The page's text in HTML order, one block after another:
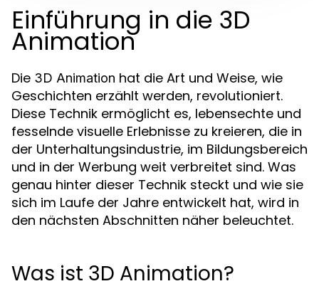
Einführung in die 3D
Animation
Die 3D Animation hat die Art und Weise, wie
Geschichten erzählt werden, revolutioniert.
Diese Technik ermöglicht es, lebensechte und
fesselnde visuelle Erlebnisse zu kreieren, die in
der Unterhaltungsindustrie, im Bildungsbereich
und in der Werbung weit verbreitet sind. Was
genau hinter dieser Technik steckt und wie sie
sich im Laufe der Jahre entwickelt hat, wird in
den nächsten Abschnitten näher beleuchtet.
Was ist 3D Animation?